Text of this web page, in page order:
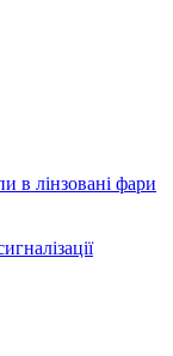
в лінзовані фари